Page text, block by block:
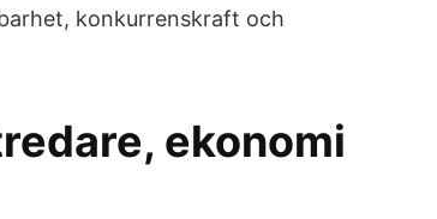
konkurrenskraft och
ekonomi